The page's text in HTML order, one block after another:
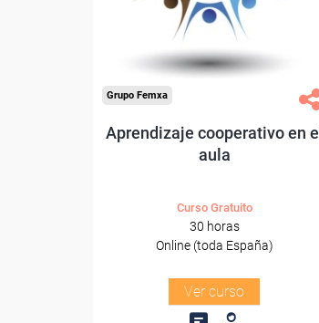
Sector
-Educación.
Grupo Femxa
Aprendizaje cooperativo en el
aula
Curso Gratuito
30 horas
Online (toda España)
Ver curso